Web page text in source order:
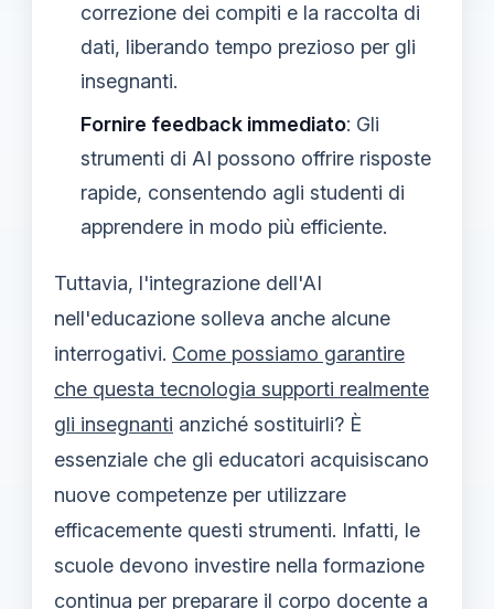
correzione dei compiti e la raccolta di
dati, liberando tempo prezioso per gli
insegnanti.
Fornire feedback immediato: Gli
strumenti di AI possono offrire risposte
rapide, consentendo agli studenti di
apprendere in modo più efficiente.
Tuttavia, l'integrazione dell'AI
nell'educazione solleva anche alcune
interrogativi. Come possiamo garantire
che questa tecnologia supporti realmente
gli insegnanti anziché sostituirli? È
essenziale che gli educatori acquisiscano
nuove competenze per utilizzare
efficacemente questi strumenti. Infatti, le
scuole devono investire nella formazione
continua per preparare il corpo docente a